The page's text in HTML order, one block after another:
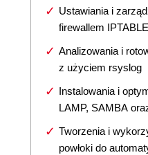
Ustawiania i
firewallem
Analizowania i
z użyciem rsyslog
Instalowania i
LAMP, SAMBA
Tworzenia i
powłoki do